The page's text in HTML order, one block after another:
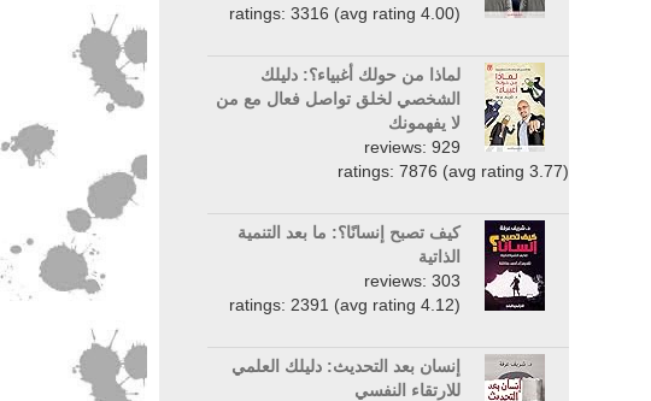
ratings: 3316 (avg rating 4.00)
لماذا من حولك أغبياء؟: دليلك
الشخصي لخلق تواصل فعال مع من
لا يفهمونك
reviews: 929
ratings: 7876 (avg rating 3.77)
كيف تصبح إنسانًا؟: ما بعد التنمية
الذاتية
reviews: 303
ratings: 2391 (avg rating 4.12)
إنسان بعد التحديث: دليلك العلمي
للارتقاء النفسي